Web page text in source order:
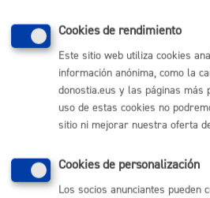
datos ya no sean necesarios para
cuales fueron recabados.
La limitación del tratamiento de sus
serán conservados por el
defensa de reclamaciones.
La oposición al tratamiento de sus
Ayuntamiento dejará de tratar los
legítimos imperiosos, o el ejercicio
reclamaciones.
Los derechos podrán ejercitarse
vía on
Ayuntamiento, como Responsable del
ante el Encargado del tratamiento.
Cookies de rendimiento
Este sitio web utiliza cookies
información anónima, como la
donostia.eus y las páginas más
uso de estas cookies no
sitio ni mejorar nuestra oferta
Cookies de personalización
Los socios anunciantes pueden